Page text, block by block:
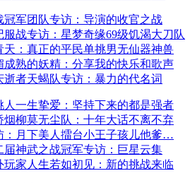
冠军团队专访：导演的收官之战
服战专访：星梦奇缘69级饥渴大刀队
天：真正的平民单挑男无仙器神兽
成熟的妖精：分享我的快乐和歌声
逝者天蝎队专访：暴力的代名词
人一生挚爱：坚持下来的都是强者
烟柳莫无尘队：十年大话不离不弃
：月下美人擂台小王子孩儿他爹…
届神武之战冠军专访：巨星云集
玩家人生若如初见：新的挑战来临